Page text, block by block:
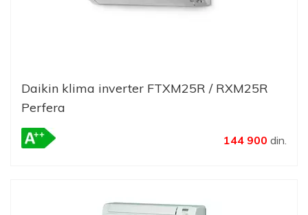
Daikin klima inverter FTXM25R / RXM25R
Perfera
144 900 din.